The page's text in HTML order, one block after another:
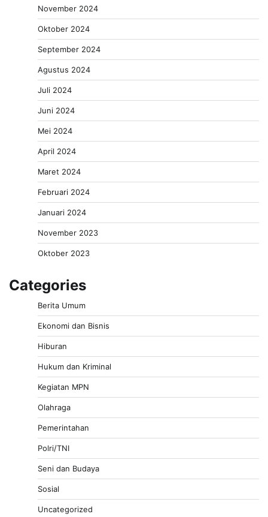
November 2024
Oktober 2024
September 2024
Agustus 2024
Juli 2024
Juni 2024
Mei 2024
April 2024
Maret 2024
Februari 2024
Januari 2024
November 2023
Oktober 2023
Categories
Berita Umum
Ekonomi dan Bisnis
Hiburan
Hukum dan Kriminal
Kegiatan MPN
Olahraga
Pemerintahan
Polri/TNI
Seni dan Budaya
Sosial
Uncategorized